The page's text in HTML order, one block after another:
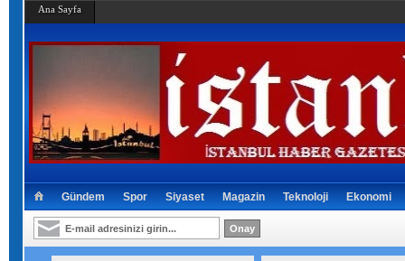
Ana Sayfa
Gündem Spor Siyaset Magazin Teknoloji Ekonomi